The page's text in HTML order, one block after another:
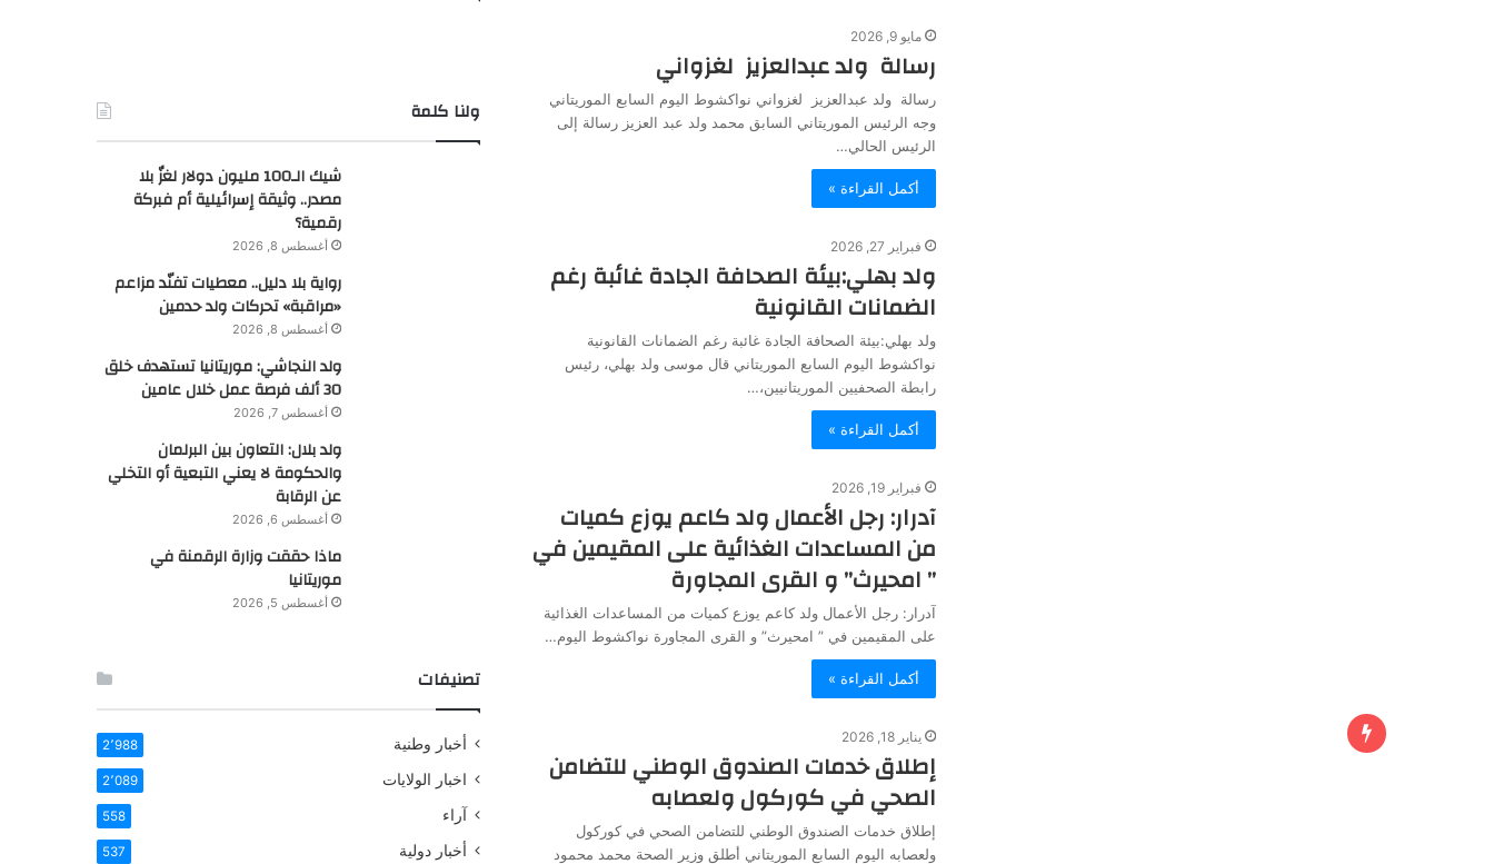
مايو 9, 2026
رسالة ولد عبدالعزيز لغزواني
رسالة ولد عبدالعزيز لغزواني نواكشوط اليوم السابع الموريتاني
وجه الرئيس الموريتاني السابق محمد ولد عبد العزيز رسالة إلى
الرئيس الحالي…
أكمل القراءة »
فبراير 27, 2026
ولد بهلي:بيئة الصحافة الجادة غائبة رغم
الضمانات القانونية
ولد بهلي:بيئة الصحافة الجادة غائبة رغم الضمانات القانونية
نواكشوط اليوم السابع الموريتاني قال موسى ولد بهلي، رئيس
رابطة الصحفيين الموريتانيين،…
أكمل القراءة »
فبراير 19, 2026
آدرار: رجل الأعمال ولد كاعم يوزع كميات
من المساعدات الغذائية على المقيمين في
” امحيرث” و القرى المجاورة
آدرار: رجل الأعمال ولد كاعم يوزع كميات من المساعدات الغذائية
على المقيمين في ” امحيرث” و القرى المجاورة نواكشوط اليوم…
أكمل القراءة »
يناير 18, 2026
إطلاق خدمات الصندوق الوطني للتضامن
الصحي في كوركول ولعصابه
إطلاق خدمات الصندوق الوطني للتضامن الصحي في كوركول
ولعصابه اليوم السابع الموريتاني أطلق وزير الصحة محمد محمود
ولنا كلمة
شيك الـ100 مليون دولار لغزٌ بلا
مصدر.. وثيقة إسرائيلية أم فبركة
رقمية؟
أغسطس 8, 2026
رواية بلا دليل.. معطيات تفنّد مزاعم
«مراقبة» تحركات ولد حدمين
أغسطس 8, 2026
ولد النجاشي: موريتانيا تستهدف خلق
30 ألف فرصة عمل خلال عامين
أغسطس 7, 2026
ولد بلال: التعاون بين البرلمان
والحكومة لا يعني التبعية أو التخلي
عن الرقابة
أغسطس 6, 2026
ماذا حققت وزارة الرقمنة في
موريتانيا
أغسطس 5, 2026
تصنيفات
أخبار وطنية 2٬988
اخبار الولايات 2٬089
آراء 558
أخبار دولية 537